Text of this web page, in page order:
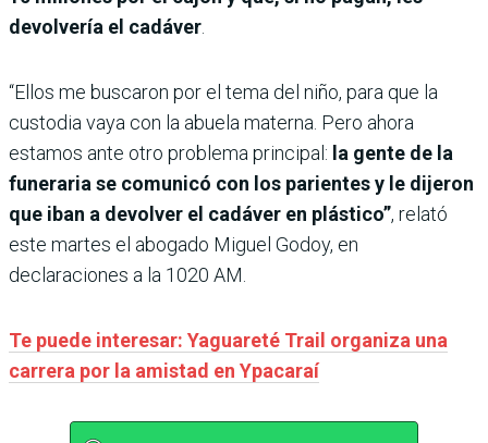
devolvería el cadáver
“Ellos me buscaron por el tema del niño, para que la
custodia vaya con la abuela materna. Pero ahora
estamos ante otro problema principal: la gente de la
funeraria se comunicó con los parientes y le dijeron
que iban a devolver el cadáver en plástico”, relató
este martes el abogado Miguel Godoy, en
declaraciones a la 1020 AM.
Te puede interesar: Yaguareté Trail organiza una
carrera por la amistad en Ypacaraí